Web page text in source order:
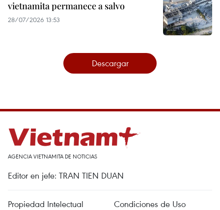
vietnamita permanece a salvo
28/07/2026 13:53
Descargar
AGENCIA VIETNAMITA DE NOTICIAS
Editor en jefe: TRAN TIEN DUAN
Propiedad Intelectual
Condiciones de Uso